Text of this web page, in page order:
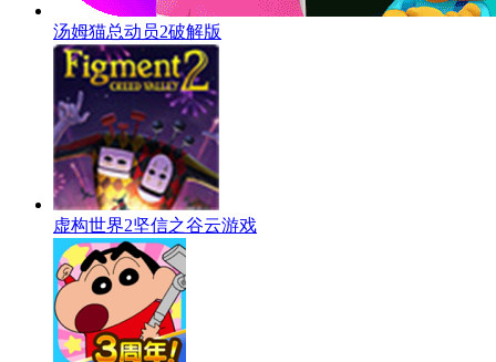
汤姆猫总动员2破解版
虚构世界2坚信之谷云游戏